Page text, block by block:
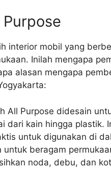
interior mobil yang
Inilah mengapa
alasan mengapa
All Purpose didesain
dari kain hingga plastik.
untuk digunakan di
beragam
noda, debu, dan